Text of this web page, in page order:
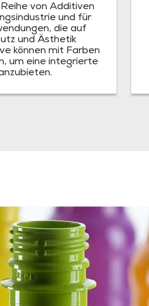
von Additiven
und für
die auf
und Ästhetik
können mit Farben
um eine integrierte